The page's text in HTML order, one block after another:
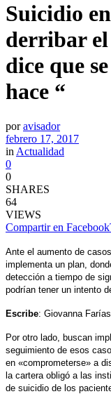
Suicidio
derribar
dice que
hace “
por avisador
febrero 17, 2017
in Actualidad
0
0
SHARES
64
VIEWS
Compartir en Facebook
Ante el aumento de
implementa un plan,
detección a tiempo de
podrían tener un intento
Escribe: Giovanna Farías
Por otro lado, buscan
seguimiento de esos
en «comprometerse» a
la cartera obligó a las
de suicidio de los